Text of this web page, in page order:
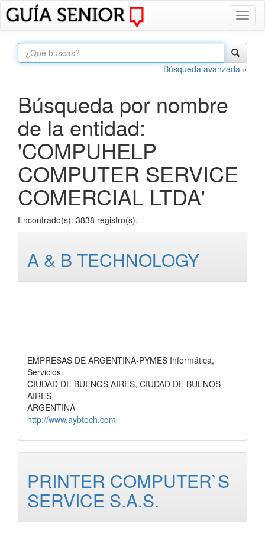
Búsqueda avanzada »
Búsqueda por nombre
de la entidad:
'COMPUHELP
COMPUTER SERVICE
COMERCIAL LTDA'
Encontrado(s): 3838 registro(s).
A & B TECHNOLOGY
EMPRESAS DE ARGENTINA-PYMES Informática,
Servicios
CIUDAD DE BUENOS AIRES, CIUDAD DE BUENOS
AIRES
ARGENTINA
http://www.aybtech.com
PRINTER COMPUTER`S
SERVICE S.A.S.